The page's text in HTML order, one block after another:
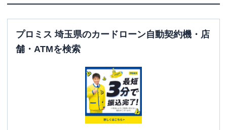
プロミス 埼玉県のカードローン自動契約機・店
舗・ATMを検索